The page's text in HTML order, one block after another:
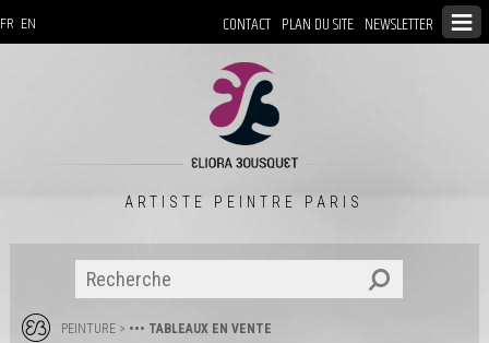
CONTACT PLAN DU SITE NEWSLETTER
FR EN
ARTISTE PEINTRE PARIS
PEINTURE> ••• TABLEAUX EN VENTE